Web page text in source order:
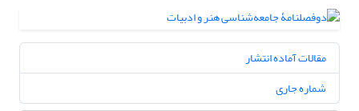
مقالات آماده انتشار
شماره جاری